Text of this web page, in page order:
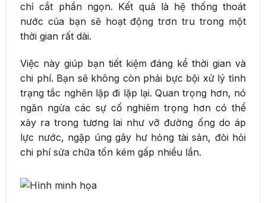
chỉ cắt phần ngọn. Kết quả là hệ thống thoát
nước của bạn sẽ hoạt động trơn tru trong một
thời gian rất dài.
Việc này giúp bạn tiết kiệm đáng kể thời gian và
chi phí. Bạn sẽ không còn phải bực bội xử lý tình
trạng tắc nghẽn lặp đi lặp lại. Quan trọng hơn, nó
ngăn ngừa các sự cố nghiêm trọng hơn có thể
xảy ra trong tương lai như vỡ đường ống do áp
lực nước, ngập úng gây hư hỏng tài sản, đòi hỏi
chi phí sửa chữa tốn kém gấp nhiều lần.